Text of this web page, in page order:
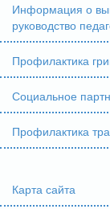
Информация о
руководство
Профилактика
Социальное
Профилактика
Карта сайта